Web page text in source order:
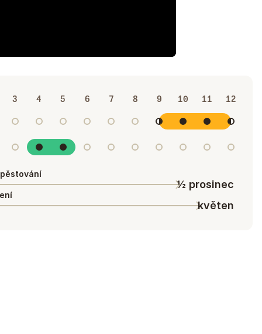
3 4 5 6 7 8 9 10 11 12
½ prosinec
květen